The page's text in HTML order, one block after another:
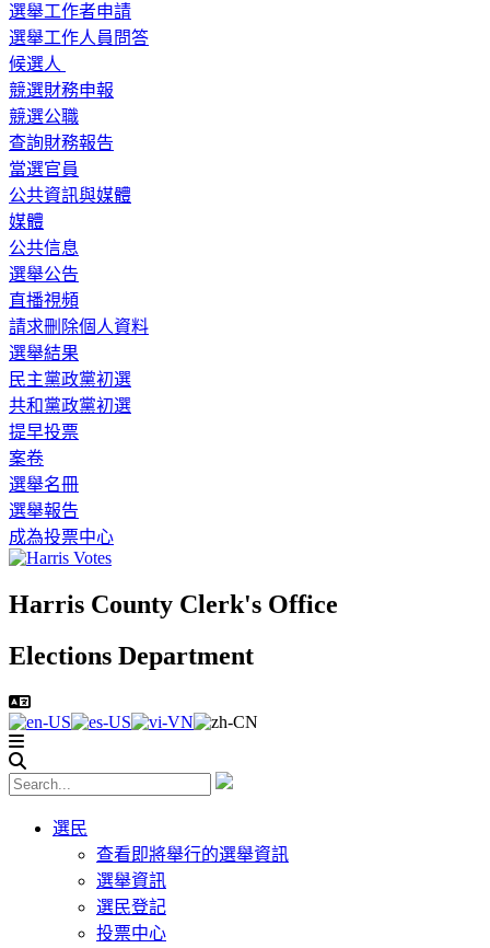
選舉工作者申請
選舉工作人員問答
候選人
競選財務申報
競選公職
查詢財務報告
當選官員
公共資訊與媒體
媒體
公共信息
選舉公告
直播視頻
請求刪除個人資料
選舉結果
民主黨政黨初選
共和黨政黨初選
提早投票
案卷
選舉名冊
選舉報告
成為投票中心
Harris County Clerk's Office
Elections Department
選民
查看即將舉行的選舉資訊
選舉資訊
選民登記
投票中心